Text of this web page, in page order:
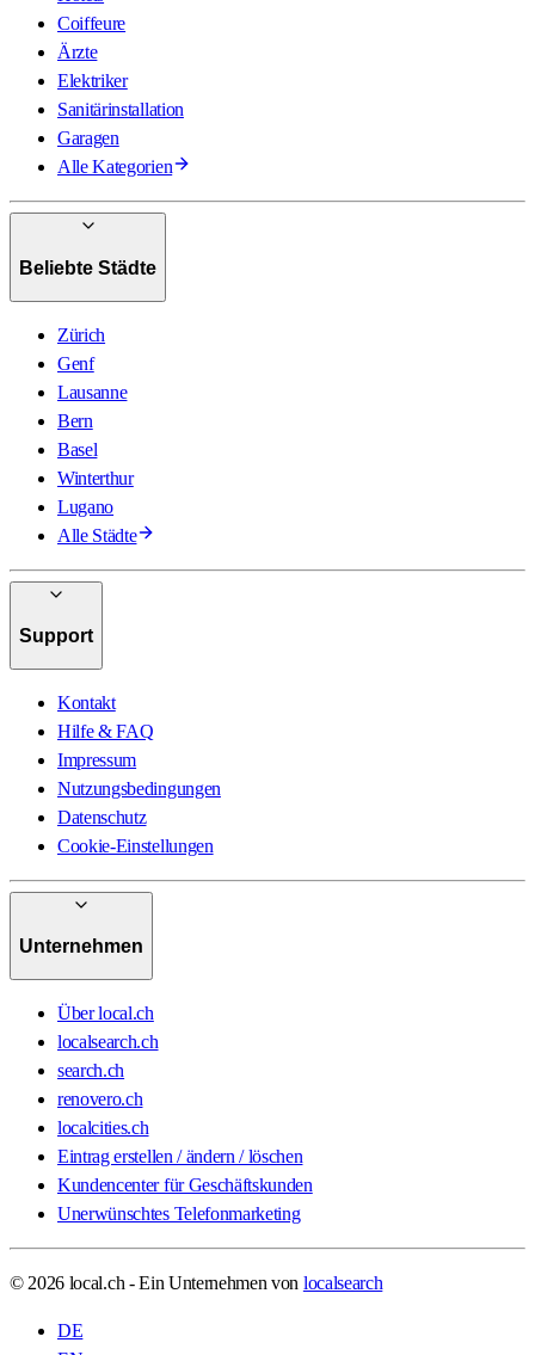
Coiffeure
Ärzte
Elektriker
Sanitärinstallation
Garagen
Alle Kategorien
Beliebte Städte
Zürich
Genf
Lausanne
Bern
Basel
Winterthur
Lugano
Alle Städte
Support
Kontakt
Hilfe & FAQ
Impressum
Nutzungsbedingungen
Datenschutz
Cookie-Einstellungen
Unternehmen
Über local.ch
localsearch.ch
search.ch
renovero.ch
localcities.ch
Eintrag erstellen / ändern / löschen
Kundencenter für Geschäftskunden
Unerwünschtes Telefonmarketing
© 2026 local.ch - Ein Unternehmen von localsearch
DE